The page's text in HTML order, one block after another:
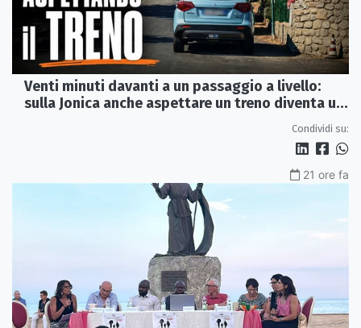
Venti minuti davanti a un passaggio a livello:
sulla Jonica anche aspettare un treno diventa un
Condividi su:
21 ore fa